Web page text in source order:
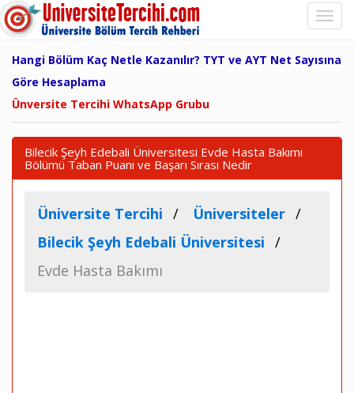
Hangi Bölüm Kaç Netle Kazanılır? TYT ve AYT Net Sayısına
Göre Hesaplama
Ünversite Tercihi WhatsApp Grubu
Bilecik Şeyh Edebali Üniversitesi Evde Hasta Bakımı
Bölümü Taban Puanı ve Başarı Sırası Nedir
Üniversite Tercihi
Üniversiteler
Bilecik Şeyh Edebali Üniversitesi
Evde Hasta Bakımı